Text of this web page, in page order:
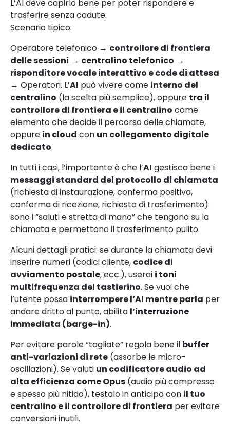
L’AI deve capirlo bene per poter rispondere e
trasferire senza cadute.
Scenario tipico:
Operatore telefonico → controllore di frontiera
delle sessioni → centralino telefonico →
risponditore vocale interattivo e code di attesa
→ Operatori. L’AI può vivere come interno del
centralino (la scelta più semplice), oppure tra il
controllore di frontiera e il centralino come
elemento che decide il percorso delle chiamate,
oppure in cloud con un collegamento digitale
dedicato.
In tutti i casi, l’importante è che l’AI gestisca bene i
messaggi standard del protocollo di chiamata
(richiesta di instaurazione, conferma positiva,
conferma di ricezione, richiesta di trasferimento):
sono i “saluti e stretta di mano” che tengono su la
chiamata e permettono il trasferimento pulito.
Alcuni dettagli pratici: se durante la chiamata devi
inserire numeri (codici cliente, codice di
avviamento postale, ecc.), userai i toni
multifrequenza del tastierino. Se vuoi che
l’utente possa interrompere l’AI mentre parla per
andare dritto al punto, abilita l’interruzione
immediata (barge-in).
Per evitare parole “tagliate” regola bene il buffer
anti-variazioni di rete (assorbe le micro-
oscillazioni). Se valuti un codificatore audio ad
alta efficienza come Opus (audio più compresso
e spesso più nitido), testalo in anticipo con il tuo
centralino e il controllore di frontiera per evitare
conversioni inutili.